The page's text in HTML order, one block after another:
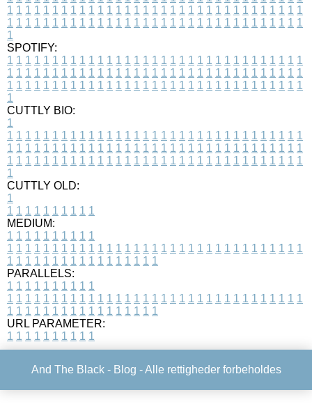
1 1 1 1 1 1 1 1 1 1 1 1 1 1 1 1 1 1 1 1 1 1 1 1 1 1 1 1 1 1 1 1 1
1 1 1 1 1 1 1 1 1 1 1 1 1 1 1 1 1 1 1 1 1 1 1 1 1 1 1 1 1 1 1 1 1
1
SPOTIFY:
1 1 1 1 1 1 1 1 1 1 1 1 1 1 1 1 1 1 1 1 1 1 1 1 1 1 1 1 1 1 1 1 1
1 1 1 1 1 1 1 1 1 1 1 1 1 1 1 1 1 1 1 1 1 1 1 1 1 1 1 1 1 1 1 1 1
1 1 1 1 1 1 1 1 1 1 1 1 1 1 1 1 1 1 1 1 1 1 1 1 1 1 1 1 1 1 1 1 1
1
CUTTLY BIO:
1
1 1 1 1 1 1 1 1 1 1 1 1 1 1 1 1 1 1 1 1 1 1 1 1 1 1 1 1 1 1 1 1 1
1 1 1 1 1 1 1 1 1 1 1 1 1 1 1 1 1 1 1 1 1 1 1 1 1 1 1 1 1 1 1 1 1
1 1 1 1 1 1 1 1 1 1 1 1 1 1 1 1 1 1 1 1 1 1 1 1 1 1 1 1 1 1 1 1 1
1
CUTTLY OLD:
1
1 1 1 1 1 1 1 1 1 1
MEDIUM:
1 1 1 1 1 1 1 1 1 1
1 1 1 1 1 1 1 1 1 1 1 1 1 1 1 1 1 1 1 1 1 1 1 1 1 1 1 1 1 1 1 1 1
1 1 1 1 1 1 1 1 1 1 1 1 1 1 1 1 1
PARALLELS:
1 1 1 1 1 1 1 1 1 1
1 1 1 1 1 1 1 1 1 1 1 1 1 1 1 1 1 1 1 1 1 1 1 1 1 1 1 1 1 1 1 1 1
1 1 1 1 1 1 1 1 1 1 1 1 1 1 1 1 1
URL PARAMETER:
1 1 1 1 1 1 1 1 1 1
And The Black - Blog - Alle rettigheder forbeholdes